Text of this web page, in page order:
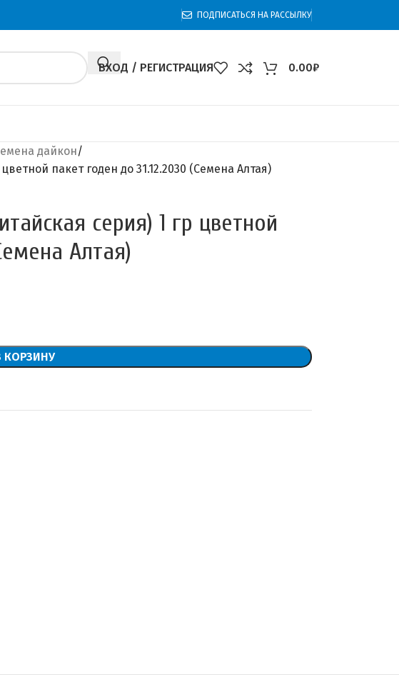
ПОДПИСАТЬСЯ НА РАССЫЛКУ
ВХОД / РЕГИСТРАЦИЯ 0.00₽
дайкон
пакет годен до 31.12.2030 (Семена Алтая)
серия) 1 гр цветной
Алтая)
КОРЗИНУ